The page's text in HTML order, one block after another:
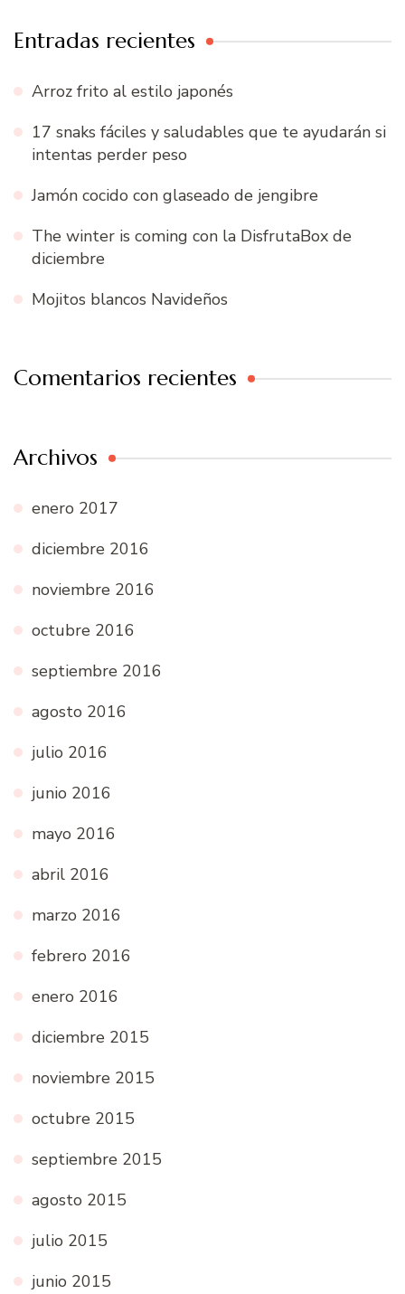
Entradas recientes
Arroz frito al estilo japonés
17 snaks fáciles y saludables que te ayudarán si
intentas perder peso
Jamón cocido con glaseado de jengibre
The winter is coming con la DisfrutaBox de
diciembre
Mojitos blancos Navideños
Comentarios recientes
Archivos
enero 2017
diciembre 2016
noviembre 2016
octubre 2016
septiembre 2016
agosto 2016
julio 2016
junio 2016
mayo 2016
abril 2016
marzo 2016
febrero 2016
enero 2016
diciembre 2015
noviembre 2015
octubre 2015
septiembre 2015
agosto 2015
julio 2015
junio 2015